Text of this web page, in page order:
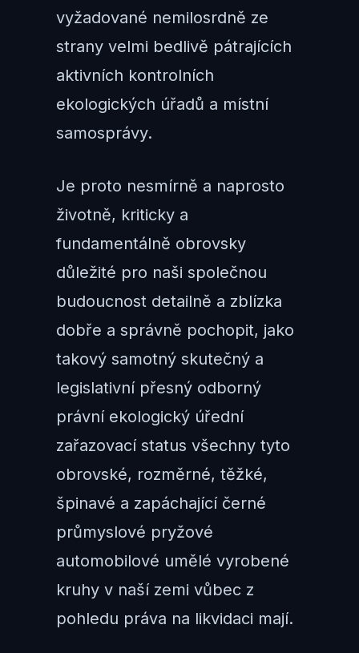
vyžadované nemilosrdně ze
strany velmi bedlivě pátrajících
aktivních kontrolních
ekologických úřadů a místní
samosprávy.
Je proto nesmírně a naprosto
životně, kriticky a
fundamentálně obrovsky
důležité pro naši společnou
budoucnost detailně a zblízka
dobře a správně pochopit, jako
takový samotný skutečný a
legislativní přesný odborný
právní ekologický úřední
zařazovací status všechny tyto
obrovské, rozměrné, těžké,
špinavé a zapáchající černé
průmyslové pryžové
automobilové umělé vyrobené
kruhy v naší zemi vůbec z
pohledu práva na likvidaci mají.